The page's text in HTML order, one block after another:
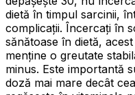
dietă în timpul sarcinii,
complicații. Încercați în
sănătoase în dietă,
menține o greutate
minus. Este importantă
doză mai mare decât